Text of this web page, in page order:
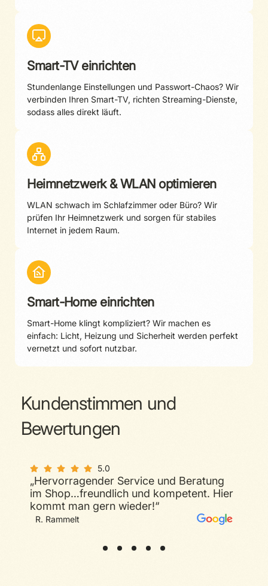
Smart-TV einrichten
Stundenlange Einstellungen und Passwort-Chaos? Wir
verbinden Ihren Smart-TV, richten Streaming-Dienste,
sodass alles direkt läuft.
Heimnetzwerk & WLAN optimieren
WLAN schwach im Schlafzimmer oder Büro? Wir
prüfen Ihr Heimnetzwerk und sorgen für stabiles
Internet in jedem Raum.
Smart-Home einrichten
Smart-Home klingt kompliziert? Wir machen es
einfach: Licht, Heizung und Sicherheit werden perfekt
vernetzt und sofort nutzbar.
Kundenstimmen und
Bewertungen
5.0
„Hervorragender Service und Beratung
im Shop…freundlich und kompetent. Hier
kommt man gern wieder!“
R. Rammelt
5.0
„Sehr guter Service, geduldiger und
kompetenter Berater. Sicherlich die
Nummer eins für Probleme/Fragen rund
um Telecolumbus in Halle.“